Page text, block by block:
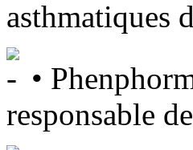
asthmatiques
•
responsable